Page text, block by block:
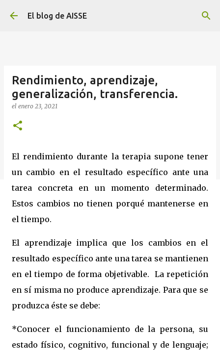
Ir al contenido principal
El blog de AISSE
Rendimiento, aprendizaje,
generalización, transferencia.
el enero 23, 2021
El rendimiento durante la terapia supone tener
un cambio en el resultado específico ante una
tarea concreta en un momento determinado.
Estos cambios no tienen porqué mantenerse en
el tiempo.
El aprendizaje implica que los cambios en el
resultado específico ante una tarea se mantienen
en el tiempo de forma objetivable. La repetición
en sí misma no produce aprendizaje. Para que se
produzca éste se debe:
*Conocer el funcionamiento de la persona, su
estado físico, cognitivo, funcional y de lenguaje;